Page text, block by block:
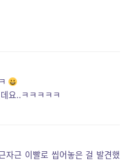
요..ㅋㅋㅋㅋㅋ
자근 이빨로 씹어놓은 걸 발견했